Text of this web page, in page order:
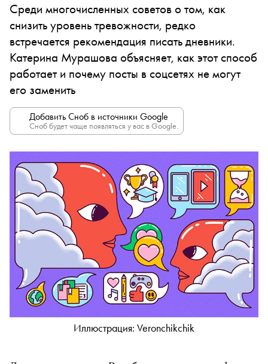
Среди многочисленных советов о том, как
снизить уровень тревожности, редко
встречается рекомендация писать дневники.
Катерина Мурашова объясняет, как этот способ
работает и почему посты в соцсетях не могут
его заменить
Добавить Сноб в источники Google
Сноб будет чаще появляться у вас в Google.
Иллюстрация: Veronchikchik